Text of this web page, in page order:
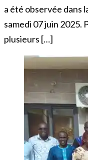
a été observée dans
samedi 07 juin 2025.
plusieurs […]